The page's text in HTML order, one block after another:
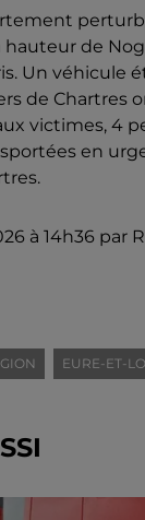
hauteur de
Un véhicule
de Chartres
victimes, 4
en
à 14h36 par
EURE-ET-